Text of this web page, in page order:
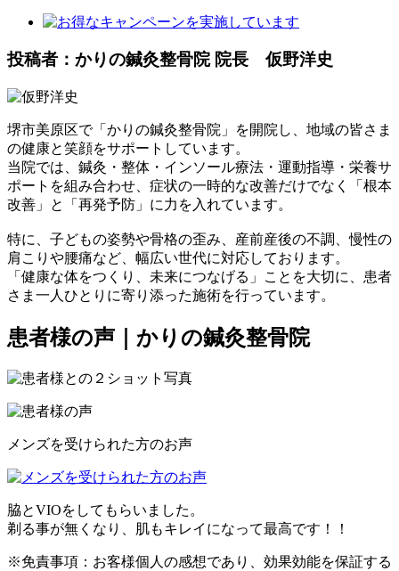
投稿者：かりの鍼灸整骨院 院長 仮野洋史
堺市美原区で「かりの鍼灸整骨院」を開院し、地域の皆さま
の健康と笑顔をサポートしています。
当院では、鍼灸・整体・インソール療法・運動指導・栄養サ
ポートを組み合わせ、症状の一時的な改善だけでなく「根本
改善」と「再発予防」に力を入れています。
特に、子どもの姿勢や骨格の歪み、産前産後の不調、慢性の
肩こりや腰痛など、幅広い世代に対応しております。
「健康な体をつくり、未来につなげる」ことを大切に、患者
さま一人ひとりに寄り添った施術を行っています。
患者様の声｜かりの鍼灸整骨院
メンズを受けられた方のお声
脇とVIOをしてもらいました。
剃る事が無くなり、肌もキレイになって最高です！！
※免責事項：お客様個人の感想であり、効果効能を保証する